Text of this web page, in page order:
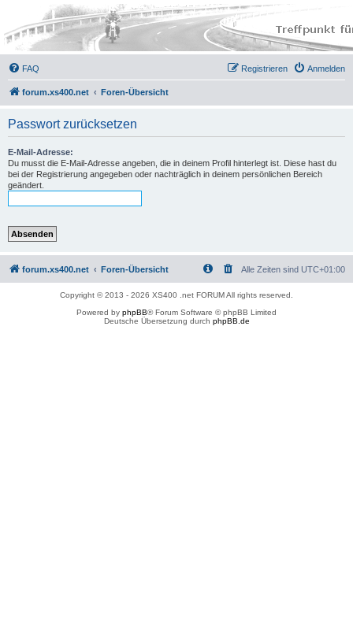
FAQ Anmelden
Registrieren
forum.xs400.net Foren-Übersicht
Passwort zurücksetzen
E-Mail-Adresse:
Du musst die E-Mail-Adresse angeben, die in deinem Profil hinterlegt ist. Diese hast du
bei der Registrierung angegeben oder nachträglich in deinem persönlichen Bereich
geändert.
forum.xs400.net Foren-Übersicht Alle Zeiten sind UTC+01:00
Copyright © 2013 - 2026 XS400 .net FORUM All rights reserved.
Powered by phpBB® Forum Software © phpBB Limited
Deutsche Übersetzung durch phpBB.de